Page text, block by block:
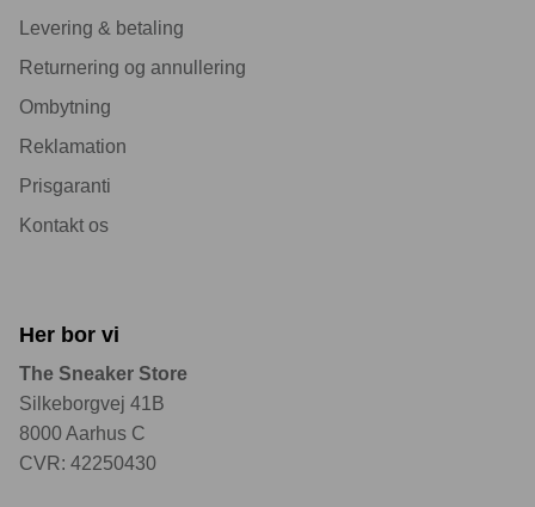
Levering & betaling
Returnering og annullering
Ombytning
Reklamation
Prisgaranti
Kontakt os
Her bor vi
The Sneaker Store
Silkeborgvej 41B
8000 Aarhus C
CVR: 42250430